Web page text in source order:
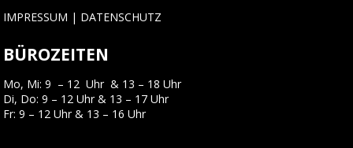
IMPRESSUM | DATENSCHUTZ
BÜROZEITEN
Mo, Mi: 9 – 12 Uhr & 13 – 18 Uhr
Di, Do: 9 – 12 Uhr & 13 – 17 Uhr
Fr: 9 – 12 Uhr & 13 – 16 Uhr